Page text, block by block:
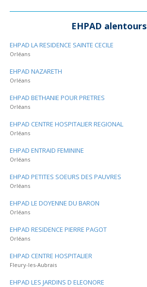
EHPAD alentours
EHPAD LA RESIDENCE SAINTE CECILE
Orléans
EHPAD NAZARETH
Orléans
EHPAD BETHANIE POUR PRETRES
Orléans
EHPAD CENTRE HOSPITALIER REGIONAL
Orléans
EHPAD ENTRAID FEMININE
Orléans
EHPAD PETITES SOEURS DES PAUVRES
Orléans
EHPAD LE DOYENNE DU BARON
Orléans
EHPAD RESIDENCE PIERRE PAGOT
Orléans
EHPAD CENTRE HOSPITALIER
Fleury-les-Aubrais
EHPAD LES JARDINS D ELEONORE